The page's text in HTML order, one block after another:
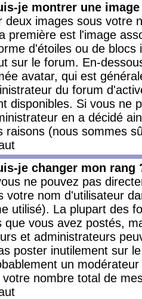
je montrer une
deux images sous votre
première est l'image
d'étoiles ou de
sur le forum. En-
avatar, qui est
du forum
disponibles. Si vous ne
en a décidé
raisons (nous sommes
je changer mon rang
ne pouvez pas
votre nom d'utilisateur
utilisé). La plupart des
que vous avez postés,
et administrateurs
poster inutilement sur
un
votre nombre total de